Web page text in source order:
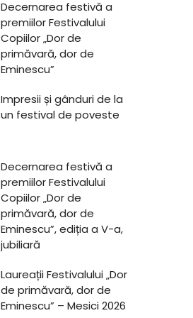
Decernarea festivă a
premiilor Festivalului
Copiilor „Dor de
primăvară, dor de
Eminescu”
Impresii și gânduri de la
un festival de poveste
Decernarea festivă a
premiilor Festivalului
Copiilor „Dor de
primăvară, dor de
Eminescu”, ediția a V-a,
jubiliară
Laureații Festivalului „Dor
de primăvară, dor de
Eminescu” – Mesici 2026